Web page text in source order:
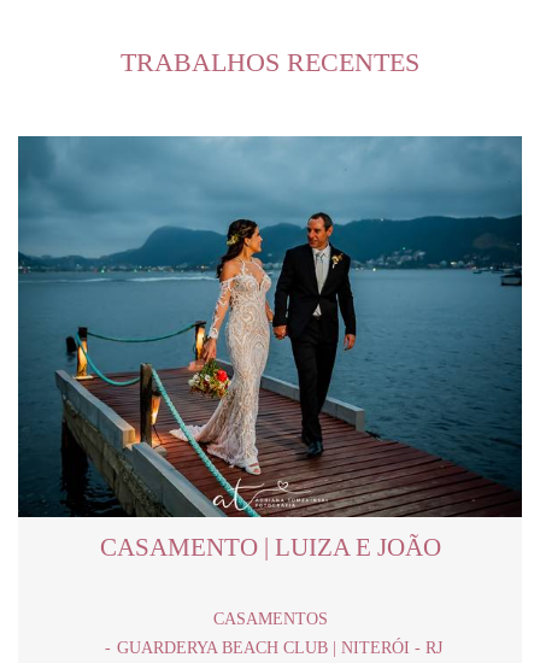
TRABALHOS RECENTES
CASAMENTO | LUIZA E JOÃO
CASAMENTOS
GUARDERYA BEACH CLUB | NITERÓI - RJ